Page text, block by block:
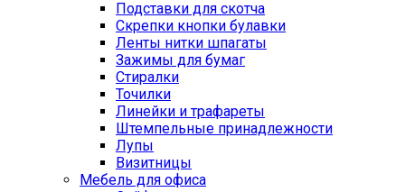
Подставки для скотча
Скрепки кнопки булавки
Ленты нитки шпагаты
Зажимы для бумаг
Стиралки
Точилки
Линейки и трафареты
Штемпельные принадлежности
Лупы
Визитницы
Мебель для офиса